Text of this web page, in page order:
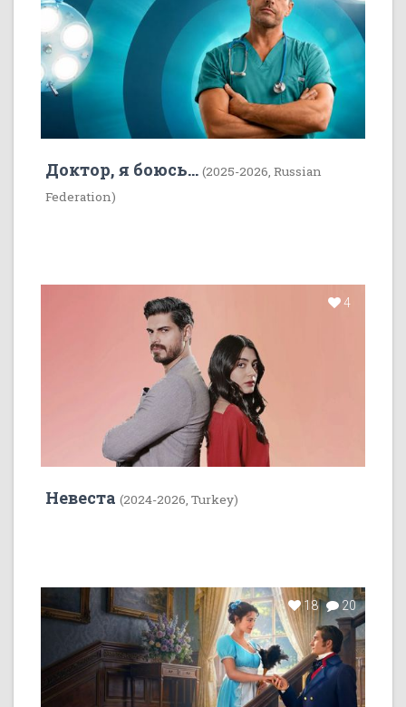
Доктор, я боюсь... (2025-2026, Russian
Federation)
4
Невеста (2024-2026, Turkey)
18 20